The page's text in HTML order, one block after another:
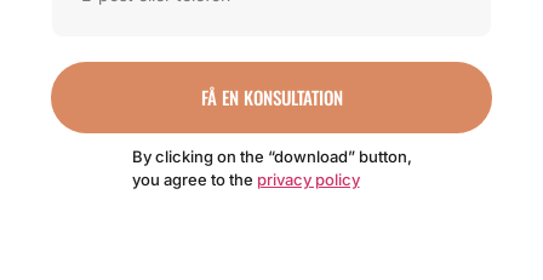
FÅ EN KONSULTATION
By clicking on the “download” button,
you agree to the privacy policy